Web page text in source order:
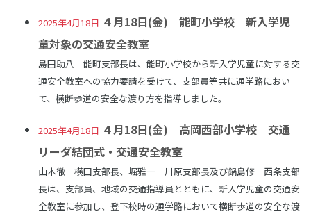
2025年4月18日 ４月18日(金) 能町小学校 新入学児
童対象の交通安全教室
島田助八 能町支部長は、能町小学校から新入学児童に対する交
通安全教室への協力要請を受けて、支部員等共に通学路におい
て、横断歩道の安全な渡り方を指導しました。
2025年4月18日 ４月18日(金) 高岡西部小学校 交通
リーダ結団式・交通安全教室
山本徹 横田支部長、堀雅一 川原支部長及び鍋島修 西条支部
長は、支部員、地域の交通指導員とともに、新入学児童の交通安
全教室に参加し、登下校時の通学路において横断歩道の安全な渡